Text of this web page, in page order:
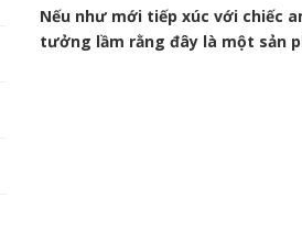
Nếu như mới tiếp xúc với chiếc
tưởng lầm rằng đây là một sản